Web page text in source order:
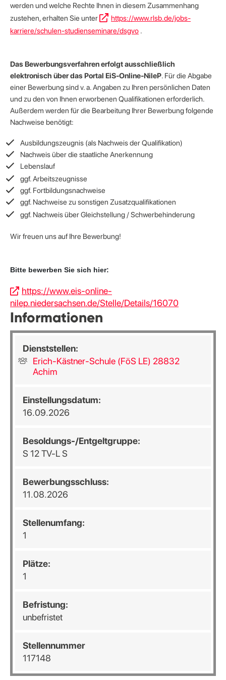
werden und welche Rechte Ihnen in diesem Zusammenhang
zustehen, erhalten Sie unter
https://www.rlsb.de/jobs-
karriere/schulen-studienseminare/dsgvo .
Das Bewerbungsverfahren erfolgt ausschließlich
elektronisch über das Portal EiS-Online-NileP. Für die Abgabe
einer Bewerbung sind v. a. Angaben zu Ihren persönlichen Daten
und zu den von Ihnen erworbenen Qualifikationen erforderlich.
Außerdem werden für die Bearbeitung Ihrer Bewerbung folgende
Nachweise benötigt:
Ausbildungszeugnis (als Nachweis der Qualifikation)
Nachweis über die staatliche Anerkennung
Lebenslauf
ggf. Arbeitszeugnisse
ggf. Fortbildungsnachweise
ggf. Nachweise zu sonstigen Zusatzqualifikationen
ggf. Nachweis über Gleichstellung / Schwerbehinderung
Wir freuen uns auf Ihre Bewerbung!
Bitte bewerben Sie sich hier:
https://www.eis-online-
nilep.niedersachsen.de/Stelle/Details/16070
Informationen
Dienststellen:
Erich-Kästner-Schule (FöS LE) 28832
Achim
Einstellungsdatum:
16.09.2026
Besoldungs-/Entgeltgruppe:
S 12 TV-L S
Bewerbungsschluss:
11.08.2026
Stellenumfang:
1
Plätze:
1
Befristung:
unbefristet
Stellennummer
117148